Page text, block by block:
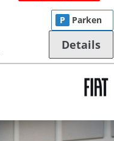
P Parken
Details